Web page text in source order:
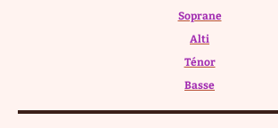
Soprane
Alti
Ténor
Basse